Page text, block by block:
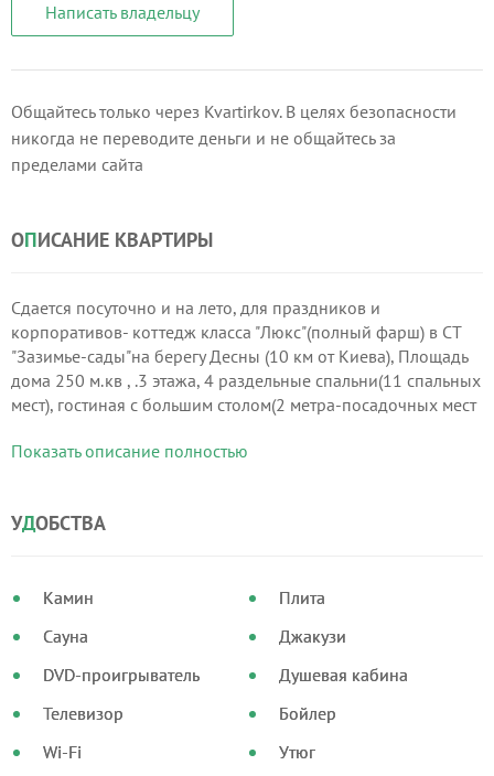
Написать владельцу
Общайтесь только через Kvartirkov. В целях безопасности
никогда не переводите деньги и не общайтесь за
пределами сайта
ОПИСАНИЕ КВАРТИРЫ
Сдается посуточно и на лето, для праздников и
корпоративов- коттедж класса "Люкс"(полный фарш) в СТ
"Зазимье-сады"на берегу Десны (10 км от Киева), Площадь
дома 250 м.кв , .3 этажа, 4 раздельные спальни(11 спальных
мест), гостиная c большим столом(2 метра-посадочных мест
светомузыкой,караоке, встроенная кухня, 2 санузла(ванна и
Показать описание полностью
УДОБСТВА
Камин
Сауна
DVD-проигрыватель
Телевизор
Wi-Fi
Плита
Джакузи
Душевая кабина
Бойлер
Утюг